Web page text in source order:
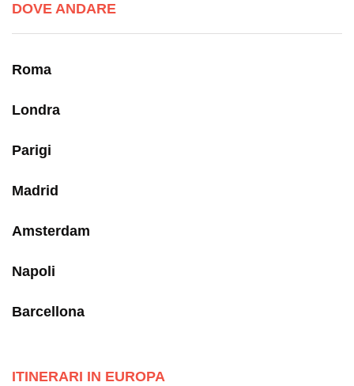
DOVE ANDARE
Roma
Londra
Parigi
Madrid
Amsterdam
Napoli
Barcellona
ITINERARI IN EUROPA